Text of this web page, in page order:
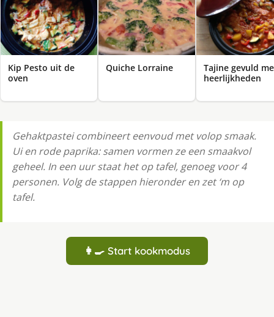
Kip Pesto uit de
oven
Quiche Lorraine
Tajine gevuld
heerlijkheden
Gehaktpastei combineert eenvoud met volop smaak.
Ui en rode paprika: samen vormen ze een smaakvol
geheel. In een uur staat het op tafel, genoeg voor 4
personen. Volg de stappen hieronder en zet ‘m op
tafel.
👩‍🍳 Start kookmodus